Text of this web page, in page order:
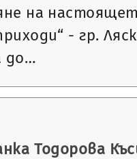
на
- гр.
до…
Тодорова